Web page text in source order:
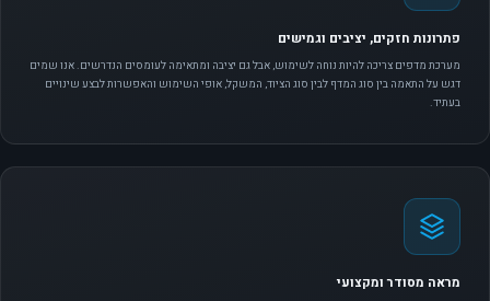
פתרונות חזקים, יציבים וגמישים
מערכת מדפים צריכה להיות נוחה לשימוש, אבל גם יציבה ומתאימה לעומסים הנדרשים. אנו שמים
דגש על התאמה בין סוג המדף לבין סוג הציוד, המשקל, אופי השימוש והאפשרות לבצע שינויים
בעתיד.
מראה מסודר ומקצועי